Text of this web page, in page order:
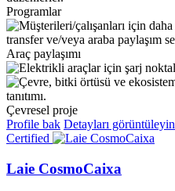
Programlar
Araç paylaşımı
Çevresel proje
Profile bak Detayları görüntüleyin
Certified
Laie CosmoCaixa